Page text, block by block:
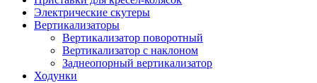
Электрические скутеры
Вертикализаторы
Вертикализатор поворотный
Вертикализатор с наклоном
Заднеопорный вертикализатор
Ходунки